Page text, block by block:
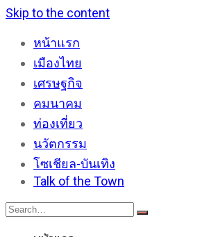
Skip to the content
หน้าแรก
เมืองไทย
เศรษฐกิจ
คมนาคม
ท่องเที่ยว
นวัตกรรม
โซเชียล-บันเทิง
Talk of the Town